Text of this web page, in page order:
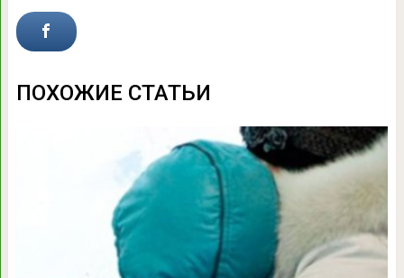
ПОХОЖИЕ СТАТЬИ